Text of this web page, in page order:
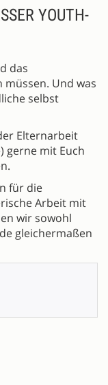
YOUTH-
das
Und was
selbst
Elternarbeit
gerne mit Euch
für die
Arbeit mit
wir sowohl
gleichermaßen